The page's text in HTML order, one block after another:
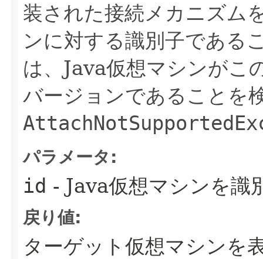
装された接続メカニズム
ンに対する識別子である
は、Java仮想マシンがこ
バージョンであることを
パラメータ:
id - Java仮想マシンを識
戻り値:
ターゲット仮想マシン